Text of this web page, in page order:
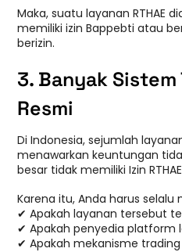
Maka, suatu layanan RTHAE
memiliki izin Bappebti atau
berizin.
3. Banyak Sistem
Resmi
Di Indonesia, sejumlah
menawarkan keuntungan
besar tidak memiliki Izin
Karena itu, Anda harus selalu
✔ Apakah layanan tersebut
✔ Apakah penyedia platform
✔ Apakah mekanisme